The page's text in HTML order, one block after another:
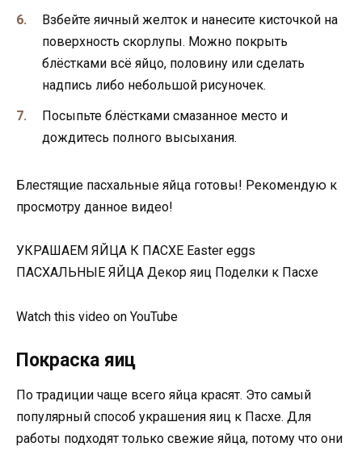
Взбейте яичный желток и нанесите кисточкой на
поверхность скорлупы. Можно покрыть
блёстками всё яйцо, половину или сделать
надпись либо небольшой рисуночек.
Посыпьте блёстками смазанное место и
дождитесь полного высыхания.
Блестящие пасхальные яйца готовы! Рекомендую к
просмотру данное видео!
УКРАШАЕМ ЯЙЦА К ПАСХЕ Easter eggs
ПАСХАЛЬНЫЕ ЯЙЦА Декор яиц Поделки к Пасхе
Watch this video on YouTube
Покраска яиц
По традиции чаще всего яйца красят. Это самый
популярный способ украшения яиц к Пасхе. Для
работы подходят только свежие яйца, потому что они